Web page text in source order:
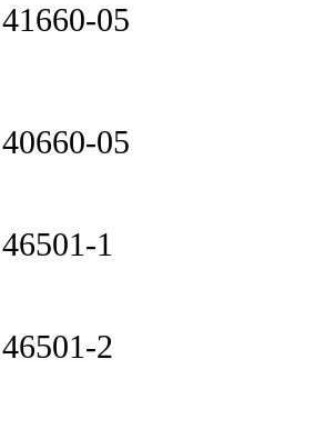
41660-05
40660-05
46501-1
46501-2